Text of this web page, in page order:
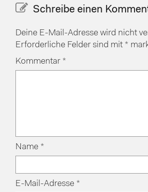
Schreibe einen
Deine E-Mail-Adresse wird nicht
Erforderliche Felder sind mit *
Kommentar *
Name *
E-Mail-Adresse *